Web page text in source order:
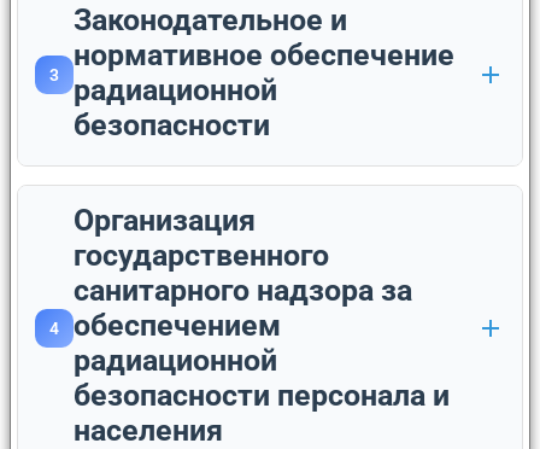
3
Законодательное и
нормативное обеспечение
радиационной
безопасности
4
Организация
государственного
санитарного надзора за
обеспечением
радиационной
безопасности персонала и
населения